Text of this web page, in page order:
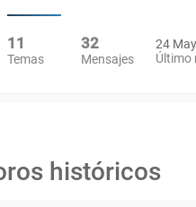
11
Temas
32
Mensajes
24
Último
históricos